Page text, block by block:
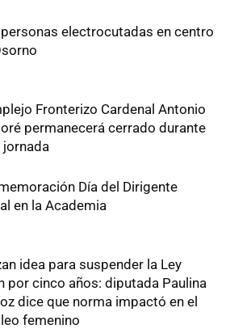
electrocutadas en centro
Fronterizo Cardenal Antonio
permanecerá cerrado durante
Día del Dirigente
en la Academia
idea para suspender la Ley
por cinco años: diputada Paulina
dice que norma impactó en el
femenino